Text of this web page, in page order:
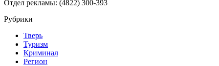
Отдел рекламы: (4822) 300-393
Рубрики
Тверь
Туризм
Криминал
Регион